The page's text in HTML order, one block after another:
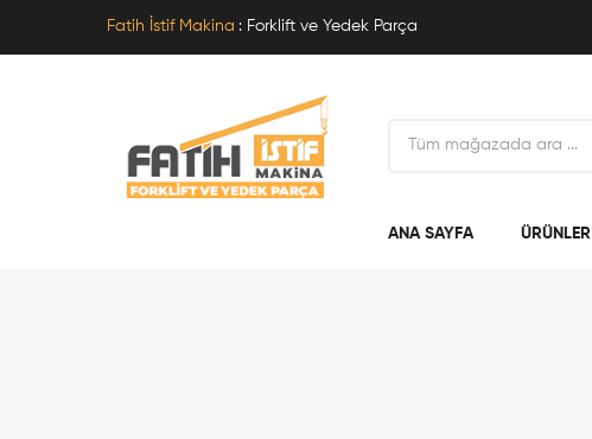
Fatih İstif Makina : Forklift ve Yedek Parça
ANA SAYFA ÜRÜNLER